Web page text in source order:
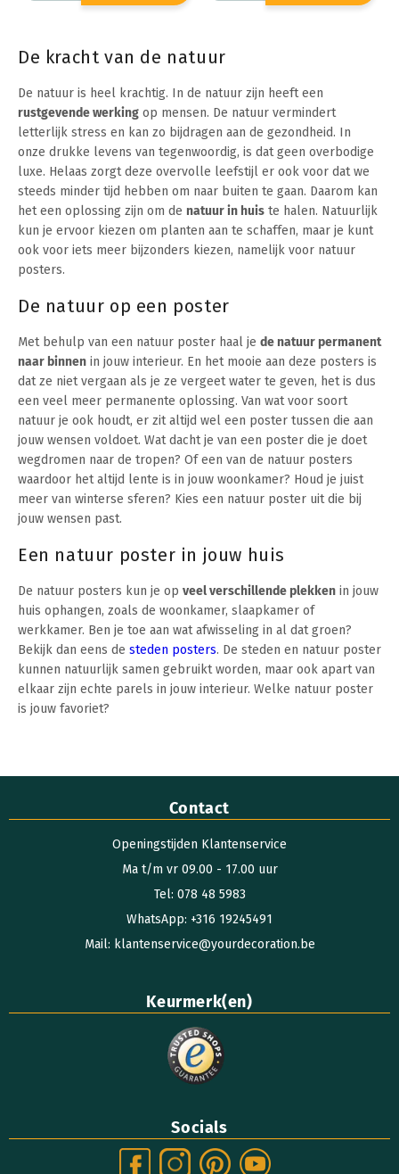
De kracht van de natuur
De natuur is heel krachtig. In de natuur zijn heeft een
rustgevende werking op mensen. De natuur vermindert
letterlijk stress en kan zo bijdragen aan de gezondheid. In
onze drukke levens van tegenwoordig, is dat geen overbodige
luxe. Helaas zorgt deze overvolle leefstijl er ook voor dat we
steeds minder tijd hebben om naar buiten te gaan. Daarom kan
het een oplossing zijn om de natuur in huis te halen. Natuurlijk
kun je ervoor kiezen om planten aan te schaffen, maar je kunt
ook voor iets meer bijzonders kiezen, namelijk voor natuur
posters.
De natuur op een poster
Met behulp van een natuur poster haal je de natuur permanent
naar binnen in jouw interieur. En het mooie aan deze posters is
dat ze niet vergaan als je ze vergeet water te geven, het is dus
een veel meer permanente oplossing. Van wat voor soort
natuur je ook houdt, er zit altijd wel een poster tussen die aan
jouw wensen voldoet. Wat dacht je van een poster die je doet
wegdromen naar de tropen? Of een van de natuur posters
waardoor het altijd lente is in jouw woonkamer? Houd je juist
meer van winterse sferen? Kies een natuur poster uit die bij
jouw wensen past.
Een natuur poster in jouw huis
De natuur posters kun je op veel verschillende plekken in jouw
huis ophangen, zoals de woonkamer, slaapkamer of
werkkamer. Ben je toe aan wat afwisseling in al dat groen?
Bekijk dan eens de steden posters. De steden en natuur poster
kunnen natuurlijk samen gebruikt worden, maar ook apart van
elkaar zijn echte parels in jouw interieur. Welke natuur poster
is jouw favoriet?
Contact
Openingstijden Klantenservice
Ma t/m vr 09.00 - 17.00 uur
Tel: 078 48 5983
WhatsApp: +316 19245491
Mail: klantenservice@yourdecoration.be
Keurmerk(en)
Socials